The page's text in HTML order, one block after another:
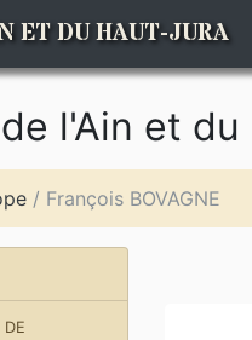
ET DU HAUT-JURA
de l'Ain et
/ François BOVAGNE
DE